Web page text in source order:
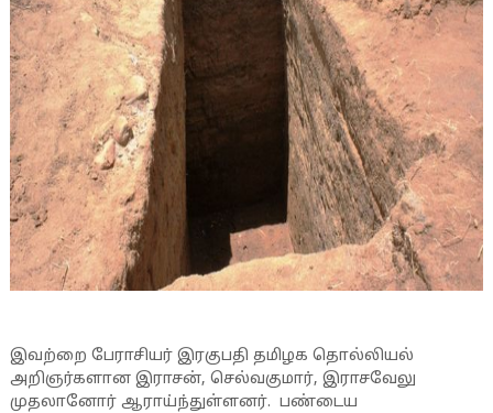
இவற்றை பேராசியர் இரகுபதி தமிழக தொல்லியல்
அறிஞர்களான இராசன், செல்வகுமார், இராசவேலு
முதலானோர் ஆராய்ந்துள்ளனர். பண்டைய